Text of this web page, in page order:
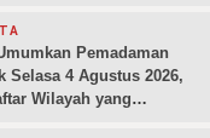
Pemadaman
Selasa 4 Agustus 2026,
Wilayah yang